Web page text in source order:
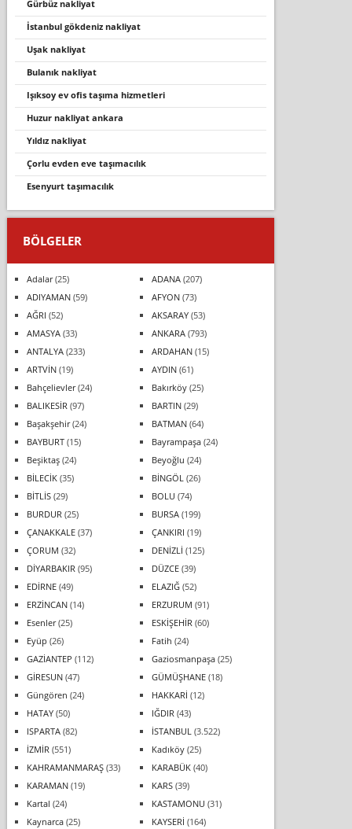
gürbüz nakli̇yat
i̇stanbul gökdeni̇z nakli̇yat
uşak nakliyat
bulanik nakli̇yat
işiksoy ev ofi̇s taşima hi̇zmetleri̇
huzur nakliyat ankara
yıldız nakliyat
çorlu evden eve taşımacılık
esenyurt taşımacılık
BÖLGELER
Adalar(25) ADANA(207)
ADIYAMAN(59) AFYON(73)
AĞRI (52) AKSARAY(53)
AMASYA(33) ANKARA(793)
ANTALYA(233) ARDAHAN(15)
ARTVİN(19) AYDIN(61)
Bahçelievler(24) Bakırköy(25)
BALIKESİR (97) BARTIN(29)
Başakşehir(24) BATMAN(64)
BAYBURT(15) Bayrampaşa(24)
Beşiktaş(24) Beyoğlu (24)
BİLECİK(35) BİNGÖL (26)
BİTLİS(29) BOLU (74)
BURDUR (25) BURSA(199)
ÇANAKKALE(37) ÇANKIRI (19)
ÇORUM (32) DENİZLİ (125)
DİYARBAKIR (95) DÜZCE(39)
EDİRNE(49) ELAZIĞ(52)
ERZİNCAN(14) ERZURUM (91)
Esenler(25) ESKİŞEHİR (60)
Eyüp (26) Fatih (24)
GAZİANTEP (112) Gaziosmanpaşa(25)
GİRESUN(47) GÜMÜŞHANE(18)
Güngören (24) HAKKARİ (12)
HATAY(50) IĞDIR (43)
ISPARTA(82) İSTANBUL (3.522)
İZMİR (551) Kadıköy(25)
KAHRAMANMARAŞ(33) KARABÜK(40)
KARAMAN(19) KARS(39)
Kartal (24) KASTAMONU (31)
Kaynarca(25) KAYSERİ (164)